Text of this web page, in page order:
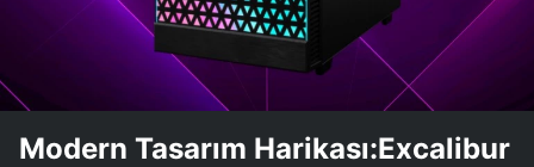
Modern Tasarım Harikası:Excalibur